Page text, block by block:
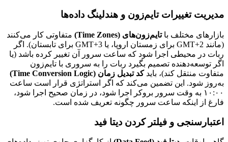
مدیریت تغییرات تایم‌زون و هندلینگ داده‌ها
بازارهای مختلف باتایم‌زون‌های (Time Zones)
متفاوتی کار می‌کنند
(مانند GMT+2 برای زمستان اروپا، یا GMT+3 برای تابستان). اگر
ربات در محیطی اجرا شود که ساعت سرور آن تغییر کرده باشد (یا
اگر توسعه‌دهنده تصمیم بگیرد ربات را به سروری با تایم‌زون
متفاوت منتقل کند)، بایدکد تبدیل زمان (Time Conversion Logic)
به‌روز شود. این تضمین می‌کند که اگر استراتژی قرار است ساعت
۱۰:۰۰ به وقت سرور بروکر اجرا شود، در زمان صحیح اجرا شود،
فارغ از اینکه ساعت سرور چگونه تعریف شده است.
اعتبارسنجی و فیلتر کردن دیتا فید